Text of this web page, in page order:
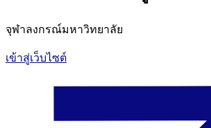
จุฬาลงกรณ์มหาวิทยาลัย
เข้าสู่เว็บไซต์